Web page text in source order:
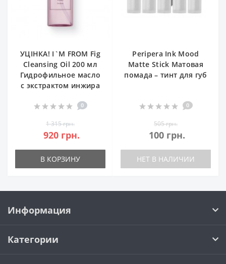
УЦІНКА! I`M FROM Fig
Cleansing Oil 200 мл
Гидрофильное масло
с экстрактом инжира
0
1 315 грн.
920 грн.
В КОРЗИНУ
Peripera Ink Mood
Matte Stick Матовая
помада – тинт для губ
0
505 грн.
100 грн.
НЕТ В НАЛИЧИИ
Информация
Категории